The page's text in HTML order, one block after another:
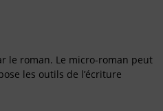
le roman. Le micro-roman peut
les outils de l’écriture